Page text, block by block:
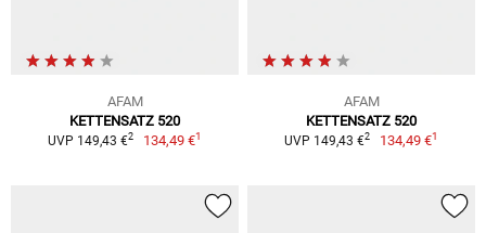
AFAM
KETTENSATZ 520
UVP 149,43 €2 134,49 €1
AFAM
KETTENSATZ 520
UVP 149,43 €2 134,49 €1